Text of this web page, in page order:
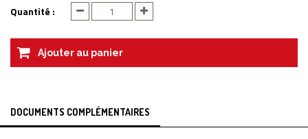
Quantité :
Ajouter au panier
DOCUMENTS COMPLÉMENTAIRES